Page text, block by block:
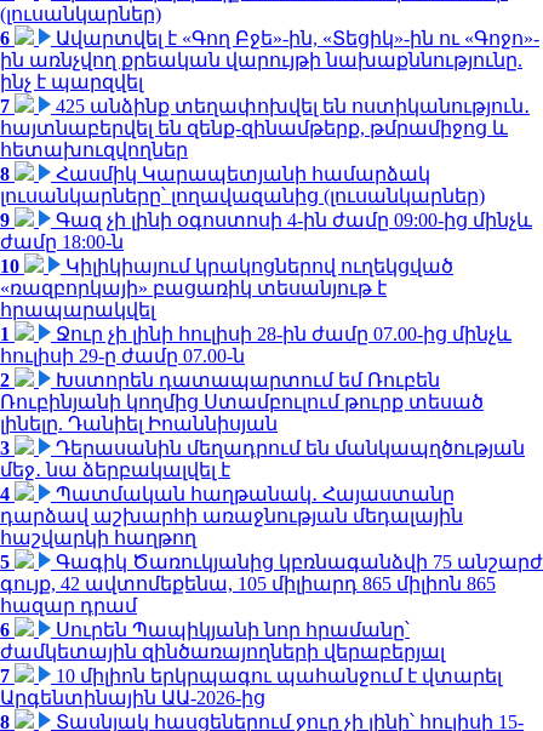
(լուսանկարներ)
6
Ավարտվել է «Գող Բջե»-ին, «Տեցիկ»-ին ու «Գոջո»-
ին առնչվող քրեական վարույթի նախաքննությունը.
ինչ է պարզվել
7
425 անձինք տեղափոխվել են ոստիկանություն․
հայտնաբերվել են զենք-զինամթերք, թմրամիջոց և
հետախուզվողներ
8
Հասմիկ Կարապետյանի համարձակ
լուսանկարները՝ լողավազանից (լուսանկարներ)
9
Գազ չի լինի օգոստոսի 4-ին ժամը 09:00-ից մինչև
ժամը 18:00-ն
10
Կիլիկիայում կրակոցներով ուղեկցված
«ռազբորկայի» բացառիկ տեսանյութ է
հրապարակվել
1
Ջուր չի լինի հուլիսի 28-ին ժամը 07.00-ից մինչև
հուլիսի 29-ը ժամը 07.00-ն
2
Խստորեն դատապարտում եմ Ռուբեն
Ռուբինյանի կողմից Ստամբուլում թուրք տեսած
լինելը. Դանիել Իոաննիսյան
3
Դերասանին մեղադրում են մանկապղծության
մեջ․ նա ձերբակալվել է
4
Պատմական հաղթանակ․ Հայաստանը
դարձավ աշխարհի առաջնության մեդալային
հաշվարկի հաղթող
5
Գագիկ Ծառուկյանից կբռնագանձվի 75 անշարժ
գույք, 42 ավտոմեքենա, 105 միլիարդ 865 միլիոն 865
հազար դրամ
6
Սուրեն Պապիկյանի նոր հրամանը՝
ժամկետային զինծառայողների վերաբերյալ
7
10 միլիոն երկրպագու պահանջում է վտարել
Արգենտինային ԱԱ-2026-ից
8
Տասնյակ հասցեներում ջուր չի լինի՝ հուլիսի 15-